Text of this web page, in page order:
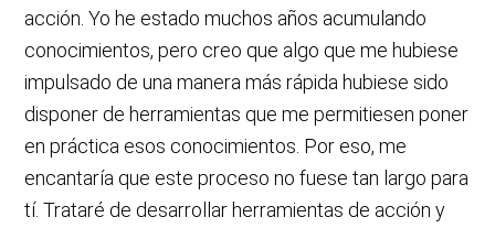
acción. Yo he estado muchos años acumulando
conocimientos, pero creo que algo que me hubiese
impulsado de una manera más rápida hubiese sido
disponer de herramientas que me permitiesen poner
en práctica esos conocimientos. Por eso, me
encantaría que este proceso no fuese tan largo para
tí. Trataré de desarrollar herramientas de acción y